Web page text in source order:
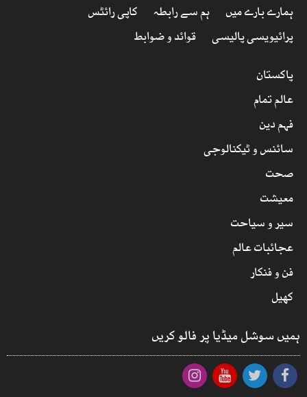
ہمارے بارے میں ہم سے رابطہ
کاپی رائٹس
پرائیویسی پالیسی
قوائد و ضوابط
پاکستان
عالم تمام
فہم دین
سائنس و ٹیکنالوجی
صحت
معیشت
سیر و سیاحت
عجائبات عالم
فن و فنکار
کھیل
ہمیں سوشل میڈیا پر فالو کریں